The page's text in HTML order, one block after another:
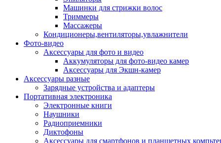
Машинки для стрижки волос
Триммеры
Массажеры
Кондиционеры,вентиляторы,увлажнители
Фото-видео
Аксессуары для фото и видео
Аккумуляторы для фото-видео камер
Аксессуары для Экшн-камер
Аксессуары разные
Зарядные устройства и адаптеры
Портативная электроника
Электронные книги
Наушники
Радиоприемники
Диктофоны
Аксессуары для смартфонов и планшетных